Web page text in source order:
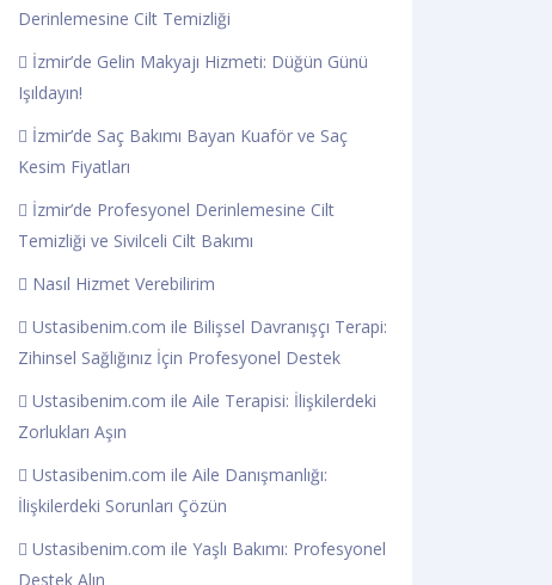
Derinlemesine Cilt Temizliği
İzmir’de Gelin Makyajı Hizmeti: Düğün Günü
Işıldayın!
İzmir’de Saç Bakımı Bayan Kuaför ve Saç
Kesim Fiyatları
İzmir’de Profesyonel Derinlemesine Cilt
Temizliği ve Sivilceli Cilt Bakımı
Nasıl Hizmet Verebilirim
Ustasibenim.com ile Bilişsel Davranışçı Terapi:
Zihinsel Sağlığınız İçin Profesyonel Destek
Ustasibenim.com ile Aile Terapisi: İlişkilerdeki
Zorlukları Aşın
Ustasibenim.com ile Aile Danışmanlığı:
İlişkilerdeki Sorunları Çözün
Ustasibenim.com ile Yaşlı Bakımı: Profesyonel
Destek Alın